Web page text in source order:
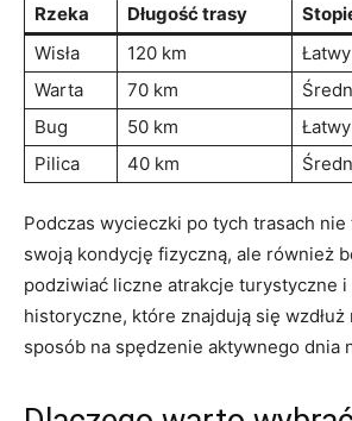
Rzeka Długość trasy
Wisła
120 ⁢km
Łatwy
Warta
70 ⁤km
Bug
50⁢ km
Łatwy
Pilica
40 km
Podczas wycieczki po tych trasach
swoją⁤ kondycję fizyczną, ale również
podziwiać liczne atrakcje turystyczne i⁣
⁤historyczne, które znajdują się wzdłuż
sposób na spędzenie aktywnego dnia